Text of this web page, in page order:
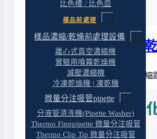
比色槽 / 比色皿
樣品前處理
樣品濃縮/乾燥前處理設備
離心式真空濃縮機
實驗用噴霧乾燥機
減壓濃縮機
冷凍乾燥機 | 凍乾機
微量分注吸管pipette
分液管清洗機(Pipette Washer)
Thermo Finnpipette 微量分注吸管
Thermo Clip Tip 微量分注吸管
實驗室樣品濃縮與
同一批蛋白質樣品，用旋蒸濃